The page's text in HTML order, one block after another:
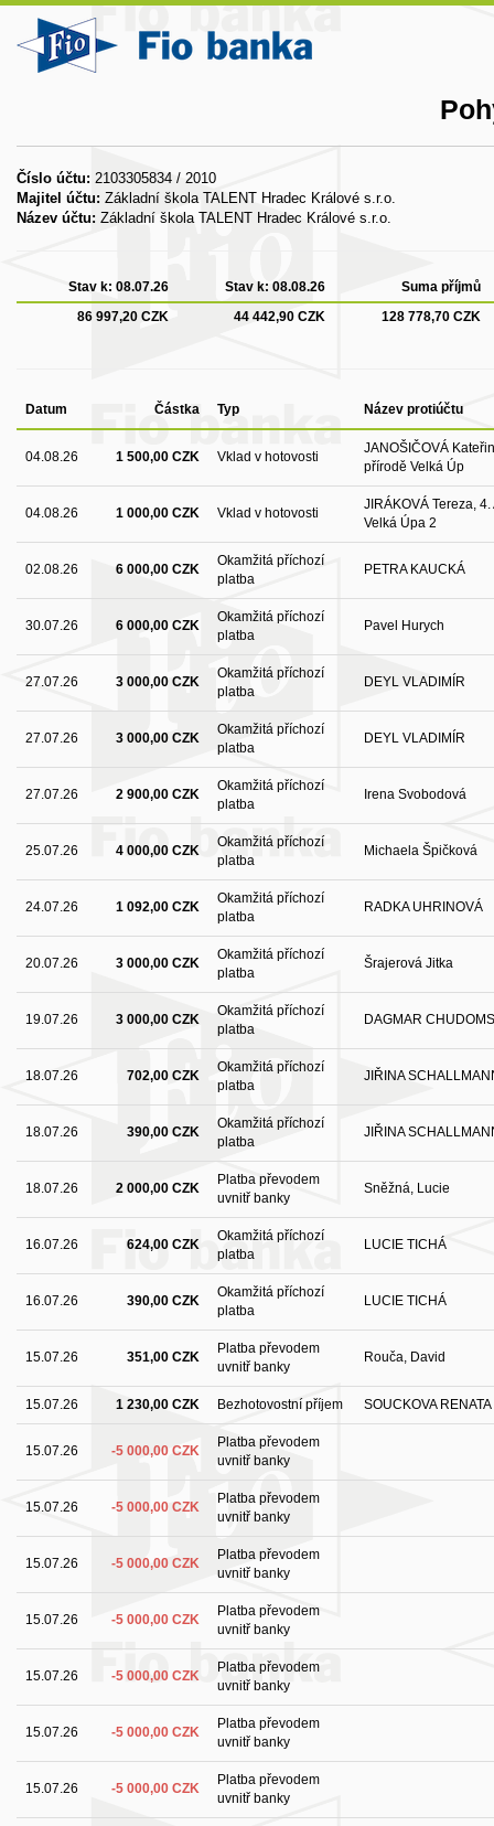
Číslo účtu: 2103305834 / 2010
Majitel účtu: Základní škola TALENT Hradec Králové s.r.o.
Název účtu: Základní škola TALENT Hradec Králové s.r.o.
Stav k: 08.07.26 Stav k: 08.08.26
Suma příjmů
86 997,20 CZK
44 442,90 CZK 128 778,70 CZK
Datum Částka Typ Název protiúčtu
04.08.26 1 500,00 CZK Vklad v hotovosti
JANOŠIČOVÁ
přírodě Velká Úp
04.08.26 1 000,00 CZK Vklad v hotovosti
JIRÁKOVÁ Tereza,
Velká Úpa 2
02.08.26 6 000,00 CZK
Okamžitá příchozí
platba
PETRA KAUCKÁ
30.07.26 6 000,00 CZK
Okamžitá příchozí
platba
Pavel Hurych
27.07.26 3 000,00 CZK
Okamžitá příchozí
platba
DEYL VLADIMÍR
27.07.26 3 000,00 CZK
Okamžitá příchozí
platba
DEYL VLADIMÍR
27.07.26 2 900,00 CZK
Okamžitá příchozí
platba
Irena Svobodová
25.07.26 4 000,00 CZK
Okamžitá příchozí
platba
Michaela Špičková
24.07.26 1 092,00 CZK
Okamžitá příchozí
platba
RADKA UHRINOVÁ
20.07.26 3 000,00 CZK
Okamžitá příchozí
platba
Šrajerová Jitka
19.07.26 3 000,00 CZK
Okamžitá příchozí
platba
DAGMAR
18.07.26 702,00 CZK
Okamžitá příchozí
platba
JIŘINA
18.07.26 390,00 CZK
Okamžitá příchozí
platba
JIŘINA
18.07.26 2 000,00 CZK
Platba převodem
uvnitř banky
Sněžná, Lucie
16.07.26 624,00 CZK
Okamžitá příchozí
platba
LUCIE TICHÁ
16.07.26 390,00 CZK
Okamžitá příchozí
platba
LUCIE TICHÁ
15.07.26 351,00 CZK
Platba převodem
uvnitř banky
Rouča, David
15.07.26 1 230,00 CZK Bezhotovostní příjem SOUCKOVA RENATA
15.07.26 -5 000,00 CZK
Platba převodem
uvnitř banky
15.07.26 -5 000,00 CZK
Platba převodem
uvnitř banky
15.07.26 -5 000,00 CZK
Platba převodem
uvnitř banky
15.07.26 -5 000,00 CZK
Platba převodem
uvnitř banky
15.07.26 -5 000,00 CZK
Platba převodem
uvnitř banky
15.07.26 -5 000,00 CZK
Platba převodem
uvnitř banky
15.07.26 -5 000,00 CZK
Platba převodem
uvnitř banky